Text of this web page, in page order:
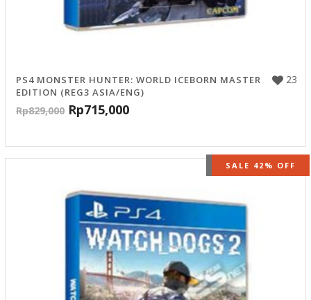
23
PS4 MONSTER HUNTER: WORLD ICEBORN MASTER
EDITION (REG3 ASIA/ENG)
Rp829,000 Rp715,000
OUT OF STOCK
SALE 42% OFF